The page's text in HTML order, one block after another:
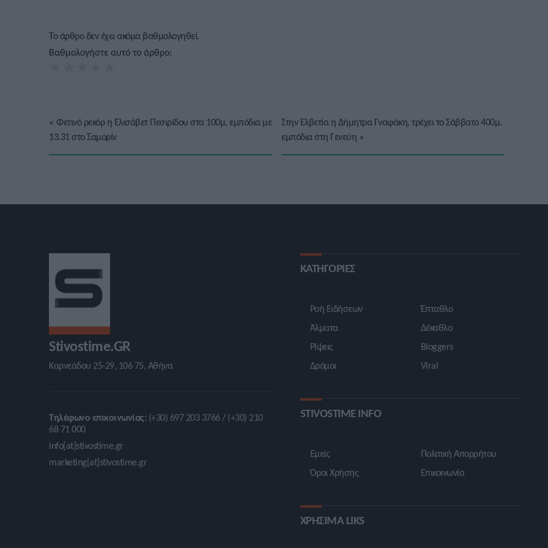
Το άρθρο δεν έχει ακόμα βαθμολογηθεί.
Βαθμολογήστε αυτό το άρθρο:
« Φετινό ρεκόρ η Ελισάβετ Πεσιρίδου στα 100μ. εμπόδια με
13.31 στο Σαμορίν
Στην Ελβετία η Δήμητρα Γναφάκη, τρέχει το Σάββατο 400μ.
εμπόδια στη Γενεύη »
Stivostime.GR
Καρνεάδου 25-29, 106 75, Αθήνα
Τηλέφωνο επικοινωνίας: (+30) 697 203 3766 / (+30) 210
68 71 000
info[at]stivostime.gr
marketing[at]stivostime.gr
ΚΑΤΗΓΟΡΙΕΣ
Ροή Ειδήσεων
Άλματα
Ρίψεις
Δρόμοι
Έπταθλο
Δέκαθλο
Bloggers
Viral
STIVOSTIME INFO
Εμείς
Όροι Χρήσης
Πολιτική Απορρήτου
Επικοινωνία
ΧΡΗΣΙΜΑ LIKS